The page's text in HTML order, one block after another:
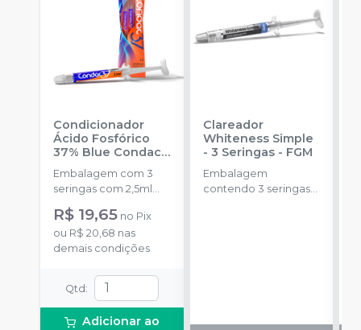
Condicionador
Ácido Fosfórico
37% Blue Condac-
FGM
Embalagem com 3
seringas com 2,5ml
cada uma e 3
ponteiras para
aplicação.
R$ 19,65 no Pix
ou R$ 20,68 nas
demais condições
Qtd :
Adicionar ao
Clareador
Whiteness Simple
- 3 Seringas- FGM
Embalagem
contendo 3 seringas